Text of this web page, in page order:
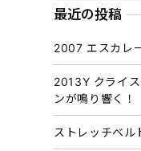
カ
ブ
最近の投稿
2007 エスカレ
2013Y クライ
ンが鳴り響く！
ストレッチベル